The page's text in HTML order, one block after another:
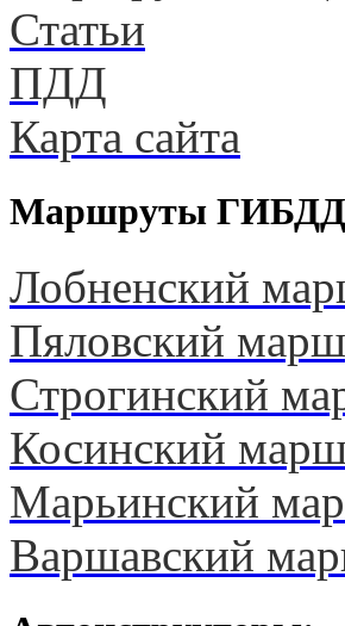
Статьи
ПДД
Карта сайта
Маршруты
Лобненский
Пяловский
Строгинский
Косинский
Марьинский
Варшавский